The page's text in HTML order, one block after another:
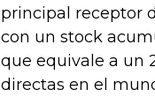
principal receptor
con un stock
que equivale a un
directas en el